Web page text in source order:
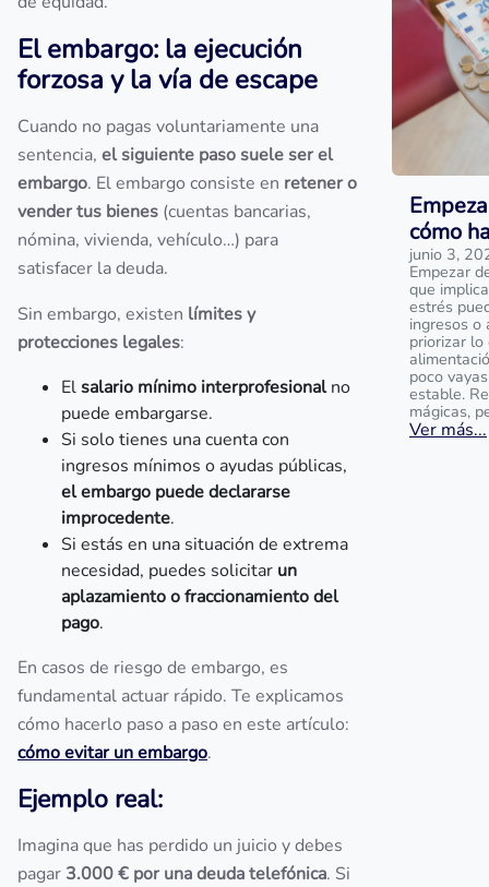
El embargo: la ejecución
forzosa y la vía de escape
Cuando no pagas voluntariamente una
sentencia, el siguiente paso suele ser el
embargo. El embargo consiste en retener o
vender tus bienes (cuentas bancarias,
nómina, vivienda, vehículo…) para
satisfacer la deuda.
Sin embargo, existen límites y
protecciones legales:
Elsalario mínimo interprofesionalno
puede embargarse.
Si solo tienes una cuenta con
ingresos mínimos o ayudas públicas,
el embargo puede declararse
improcedente.
Si estás en una situación de extrema
necesidad, puedes solicitar un
aplazamiento o fraccionamiento del
pago.
En casos de riesgo de embargo, es
fundamental actuar rápido. Te explicamos
cómo hacerlo paso a paso en este artículo:
cómo evitar un embargo.
Ejemplo real:
Imagina que has perdido un juicio y debes
pagar 3.000 € por una deuda telefónica. Si
cómo
junio 3,
Empezar
que
estrés
ingresos o
priorizar lo
poco
estable.
mágicas,
Ver más...